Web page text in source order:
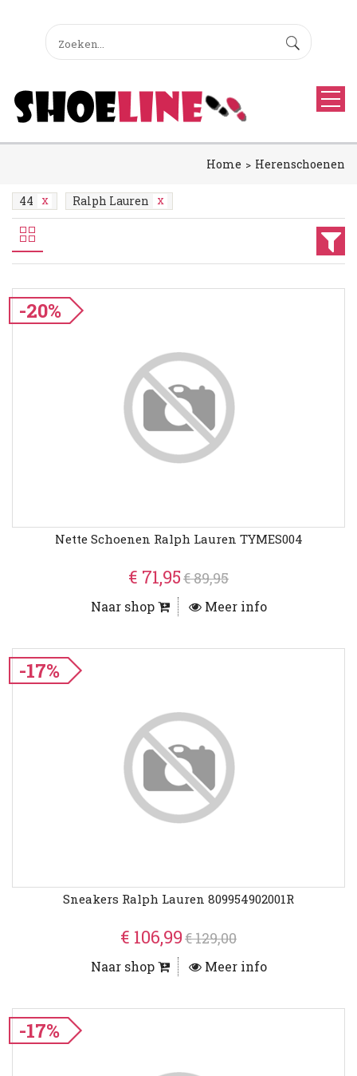
Home Herenschoenen
44 Ralph Lauren
-20%
Nette Schoenen Ralph Lauren TYMES004
€ 71,95€ 89,95
Naar shop Meer info
-17%
Sneakers Ralph Lauren 809954902001R
€ 106,99€ 129,00
Naar shop Meer info
-17%